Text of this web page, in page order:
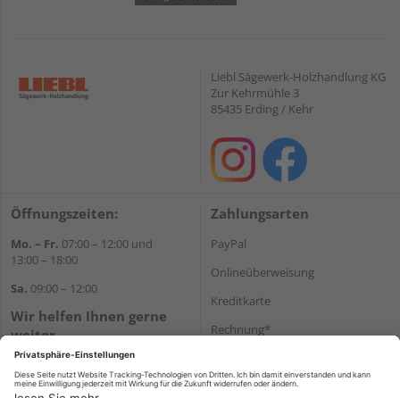
Liebl Sägewerk-Holzhandlung KG
Zur Kehrmühle 3
85435 Erding / Kehr
Öffnungszeiten:
Mo. – Fr. 07:00 – 12:00 und
13:00 – 18:00
Sa. 09:00 – 12:00
Wir helfen Ihnen gerne
weiter
Tel.:+49 8122 14197
E-Mail:vertrieb@holz-liebl.de
Zahlungsarten
PayPal
Onlineüberweisung
Kreditkarte
Rechnung*
Versand